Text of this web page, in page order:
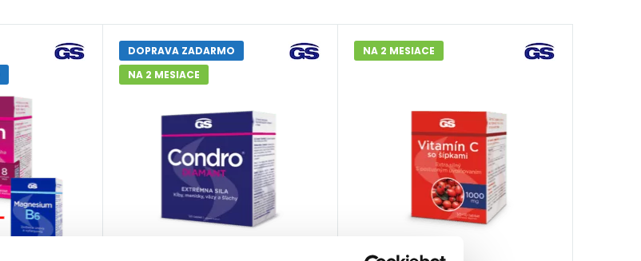
DOPRAVA ZADARMO
NA 2 MESIACE
NA 2 MESIACE